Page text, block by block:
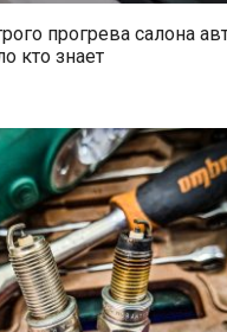
прогрева салона
кто знает